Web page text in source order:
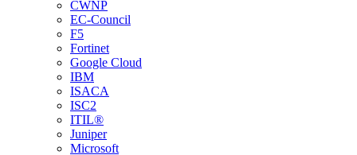
CWNP
EC-Council
F5
Fortinet
Google Cloud
IBM
ISACA
ISC2
ITIL®
Juniper
Microsoft